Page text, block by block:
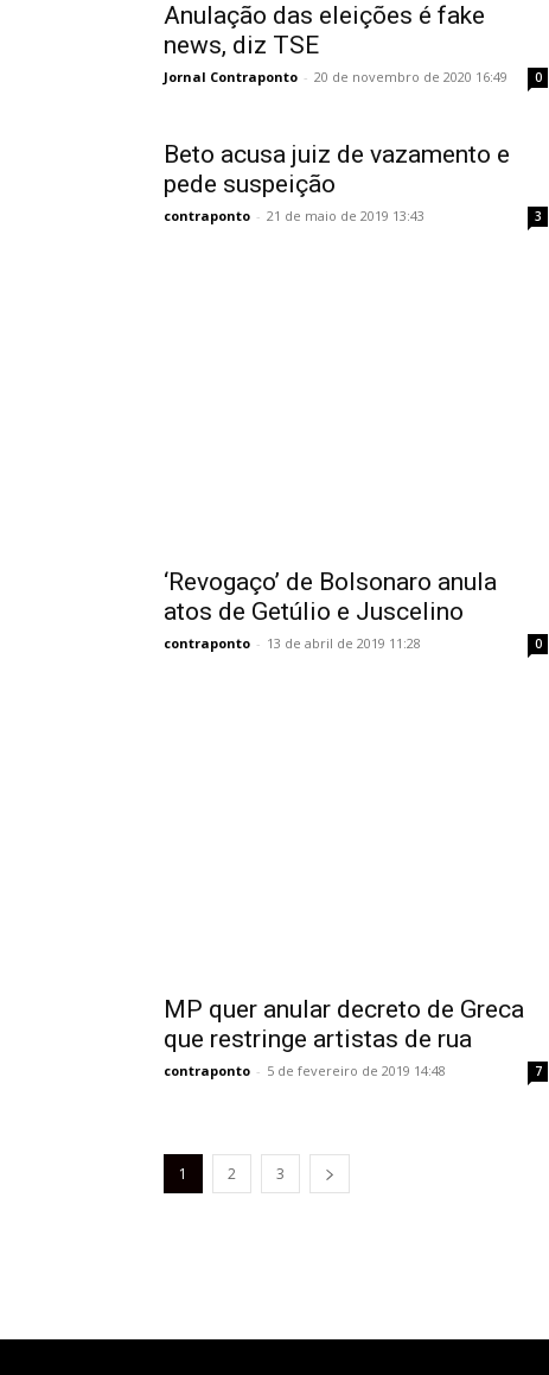
Anulação das eleições é fake
news, diz TSE
Jornal Contraponto - 20 de novembro de 2020 16:49 0
Beto acusa juiz de vazamento e
pede suspeição
contraponto - 21 de maio de 2019 13:43 3
‘Revogaço’ de Bolsonaro anula
atos de Getúlio e Juscelino
contraponto - 13 de abril de 2019 11:28 0
MP quer anular decreto de Greca
que restringe artistas de rua
contraponto - 5 de fevereiro de 2019 14:48 7
1 2 3